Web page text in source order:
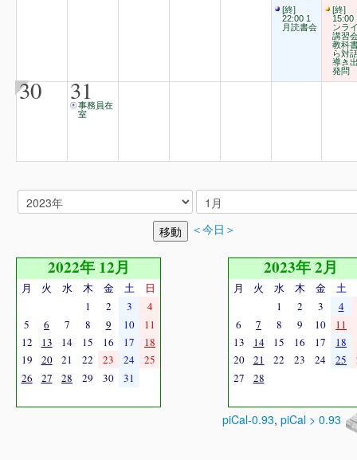
[終]
22:00 1
月読書会
[終]
15:00
ンラ
講習
教科
ら対
導き
発問
30 31
事務員在
室
＜今日＞
2022年 12月
月 火 水 木 金 土
日
1
2 3
4
5
6 7 8 9 10
11
12
13 14 15 16 17
18
19
20 21 22 23 24
25
26
27 28 29 30 31
2023年 2月
月 火 水 木 金 土
1
2 3
4
6
7 8 9 10 11
13
14 15 16 17 18
20
21 22 23 24 25
27
28
piCal-0.93, piCal > 0.93